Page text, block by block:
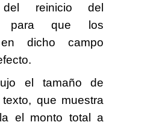
del reinicio del
para que los
dicho campo
el tamaño de
, que muestra
el monto total a